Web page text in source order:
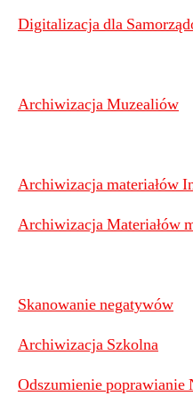
Digitalizacja dla
Archiwizacja Muzealiów
Archiwizacja materiałów
Archiwizacja Materiałów
Skanowanie negatywów
Archiwizacja Szkolna
Odszumienie poprawianie